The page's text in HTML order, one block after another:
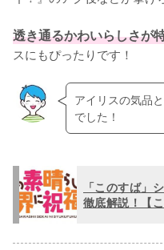
透き通るかわいらしさが
スにもぴったりです！
アイリスの気品
でした！
「このすば」
徹底解説！【